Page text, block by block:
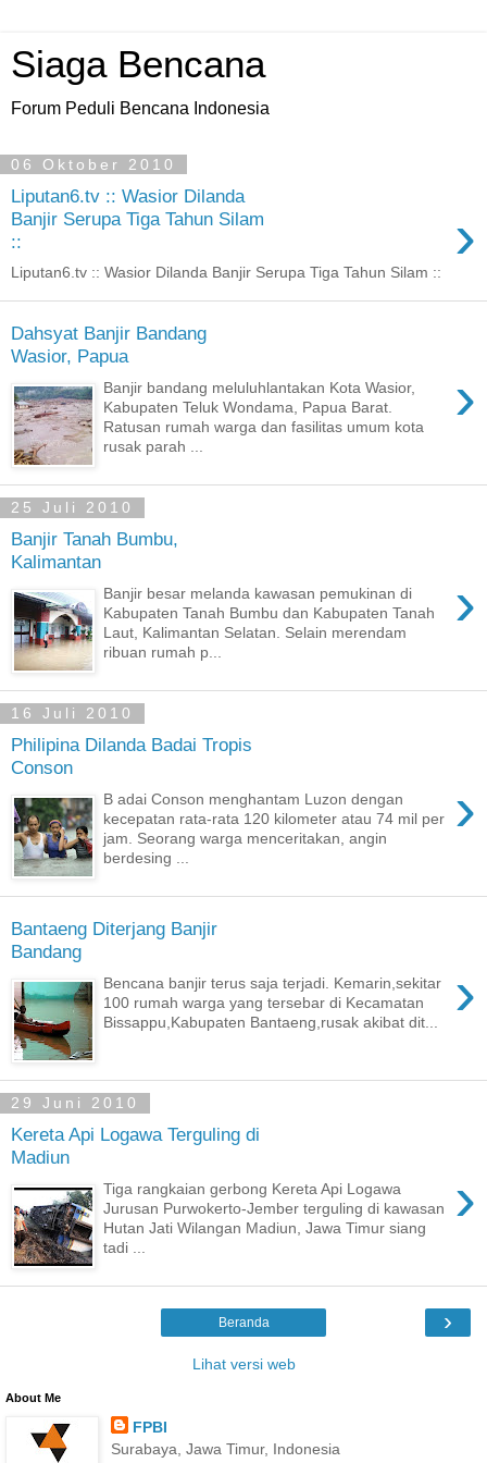
Siaga Bencana
Forum Peduli Bencana Indonesia
06 Oktober 2010
Liputan6.tv :: Wasior Dilanda
Banjir Serupa Tiga Tahun Silam
::
›
Liputan6.tv :: Wasior Dilanda Banjir Serupa Tiga Tahun Silam ::
Dahsyat Banjir Bandang
Wasior, Papua
›
Banjir bandang meluluhlantakan Kota Wasior,
Kabupaten Teluk Wondama, Papua Barat.
Ratusan rumah warga dan fasilitas umum kota
rusak parah ...
25 Juli 2010
Banjir Tanah Bumbu,
Kalimantan
›
Banjir besar melanda kawasan pemukinan di
Kabupaten Tanah Bumbu dan Kabupaten Tanah
Laut, Kalimantan Selatan. Selain merendam
ribuan rumah p...
16 Juli 2010
Philipina Dilanda Badai Tropis
Conson
›
B adai Conson menghantam Luzon dengan
kecepatan rata-rata 120 kilometer atau 74 mil per
jam. Seorang warga menceritakan, angin
berdesing ...
Bantaeng Diterjang Banjir
Bandang
›
Bencana banjir terus saja terjadi. Kemarin,sekitar
100 rumah warga yang tersebar di Kecamatan
Bissappu,Kabupaten Bantaeng,rusak akibat dit...
29 Juni 2010
Kereta Api Logawa Terguling di
Madiun
›
Tiga rangkaian gerbong Kereta Api Logawa
Jurusan Purwokerto-Jember terguling di kawasan
Hutan Jati Wilangan Madiun, Jawa Timur siang
tadi ...
›
Beranda
Lihat versi web
About Me
FPBI
Surabaya, Jawa Timur, Indonesia